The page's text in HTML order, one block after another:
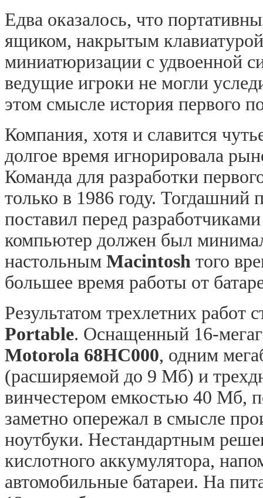
Едва оказалось, что
ящиком, накрытым
миниатюризации с удвоенной
ведущие игроки не могли
этом смысле история первого
Компания, хотя и славится
долгое время игнорировала
Команда для разработки
только в 1986 году. Тогдашний
поставил перед
компьютер должен был
настольным Macintosh того
большее время работы от
Результатом трехлетних работ
Portable. Оснащенный 16-
Motorola 68HC000, одним
(расширяемой до 9 Мб) и
винчестером емкостью 40 Мб,
заметно опережал в смысле
ноутбуки. Нестандартным
кислотного аккумулятора,
автомобильные батареи. На